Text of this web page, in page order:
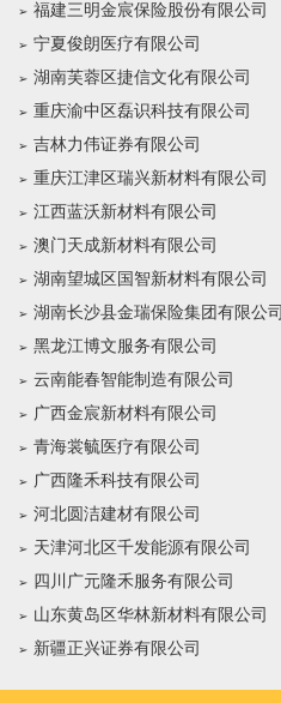
福建三明金宸保险股份有限公司
宁夏俊朗医疗有限公司
湖南芙蓉区捷信文化有限公司
重庆渝中区磊识科技有限公司
吉林力伟证券有限公司
重庆江津区瑞兴新材料有限公司
江西蓝沃新材料有限公司
澳门天成新材料有限公司
湖南望城区国智新材料有限公司
湖南长沙县金瑞保险集团有限公司
黑龙江博文服务有限公司
云南能春智能制造有限公司
广西金宸新材料有限公司
青海裳毓医疗有限公司
广西隆禾科技有限公司
河北圆洁建材有限公司
天津河北区千发能源有限公司
四川广元隆禾服务有限公司
山东黄岛区华林新材料有限公司
新疆正兴证券有限公司